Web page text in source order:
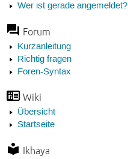
Wer ist gerade angemeldet?
Forum
Kurzanleitung
Richtig fragen
Foren-Syntax
Wiki
Übersicht
Startseite
Ikhaya